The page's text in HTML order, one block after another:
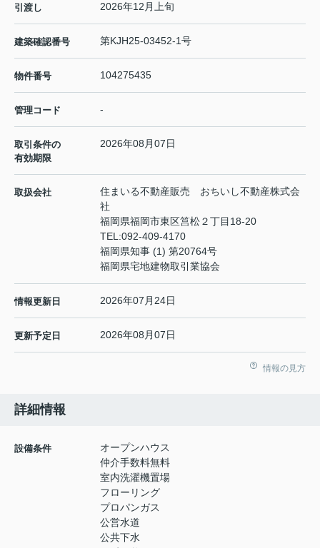
引渡し 2026年12月上旬
建築確認番号 第KJH25-03452-1号
物件番号 104275435
管理コード -
取引条件の
有効期限
2026年08月07日
取扱会社
住まいる不動産販売 おちいし不動産株式会
社
福岡県福岡市東区筥松２丁目18-20
TEL:092-409-4170
福岡県知事 (1) 第20764号
福岡県宅地建物取引業協会
情報更新日 2026年07月24日
更新予定日 2026年08月07日
情報の見方
詳細情報
設備条件
オープンハウス
仲介手数料無料
室内洗濯機置場
フローリング
プロパンガス
公営水道
公共下水